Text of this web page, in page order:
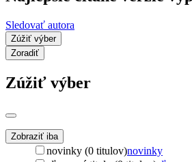
Sledovať autora
Zúžiť výber
Zoradiť
Zúžiť výber
Zobraziť iba
novinky (0 titulov)novinky